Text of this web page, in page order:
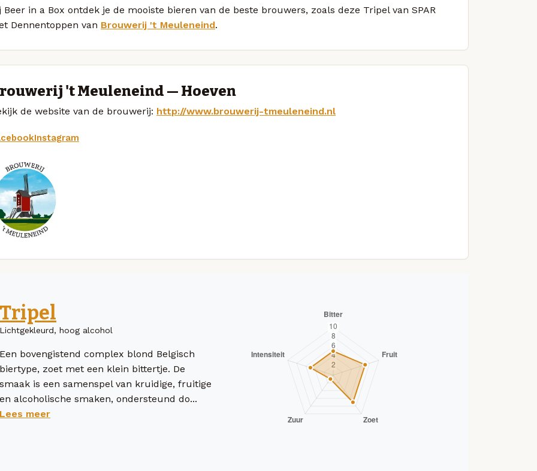
Beer in a Box ontdek je de mooiste bieren van de beste brouwers, zoals deze Tripel van SPAR
Dennentoppen van Brouwerij 't Meuleneind.
't Meuleneind — Hoeven
de website van de brouwerij: http://www.brouwerij-tmeuleneind.nl
Instagram
Tripel
Lichtgekleurd, hoog alcohol
Een bovengistend complex blond Belgisch
biertype, zoet met een klein bittertje. De
smaak is een samenspel van kruidige, fruitige
en alcoholische smaken, ondersteund do...
Lees meer